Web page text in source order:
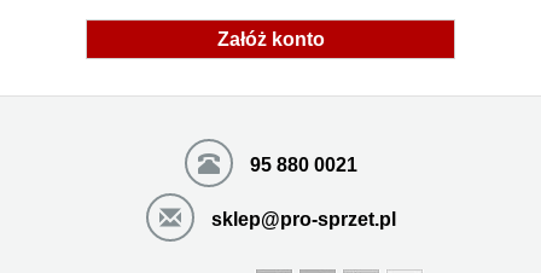
Załóż konto
95 880 0021
sklep@pro-sprzet.pl